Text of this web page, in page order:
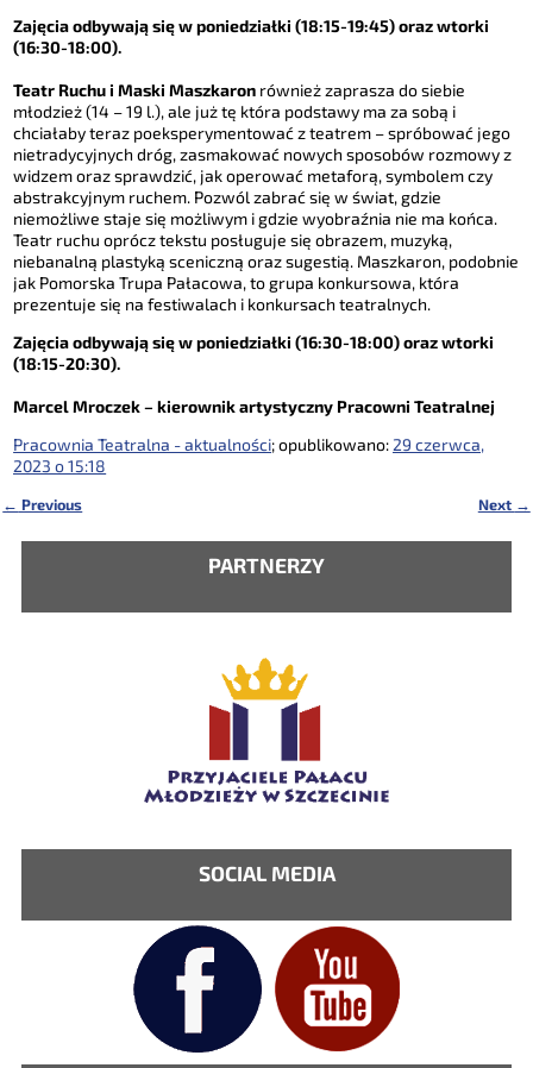
Zajęcia odbywają się w poniedziałki (18:15-19:45) oraz wtorki
(16:30-18:00).
Teatr Ruchu i Maski Maszkaron również zaprasza do siebie
młodzież (14 – 19 l.), ale już tę która podstawy ma za sobą i
chciałaby teraz poeksperymentować z teatrem – spróbować jego
nietradycyjnych dróg, zasmakować nowych sposobów rozmowy z
widzem oraz sprawdzić, jak operować metaforą, symbolem czy
abstrakcyjnym ruchem. Pozwól zabrać się w świat, gdzie
niemożliwe staje się możliwym i gdzie wyobraźnia nie ma końca.
Teatr ruchu oprócz tekstu posługuje się obrazem, muzyką,
niebanalną plastyką sceniczną oraz sugestią. Maszkaron, podobnie
jak Pomorska Trupa Pałacowa, to grupa konkursowa, która
prezentuje się na festiwalach i konkursach teatralnych.
Zajęcia odbywają się w poniedziałki (16:30-18:00) oraz wtorki
(18:15-20:30).
Marcel Mroczek – kierownik artystyczny Pracowni Teatralnej
Pracownia Teatralna - aktualności; opublikowano: 29 czerwca,
2023 o 15:18
← Previous Next →
PARTNERZY
SOCIAL MEDIA